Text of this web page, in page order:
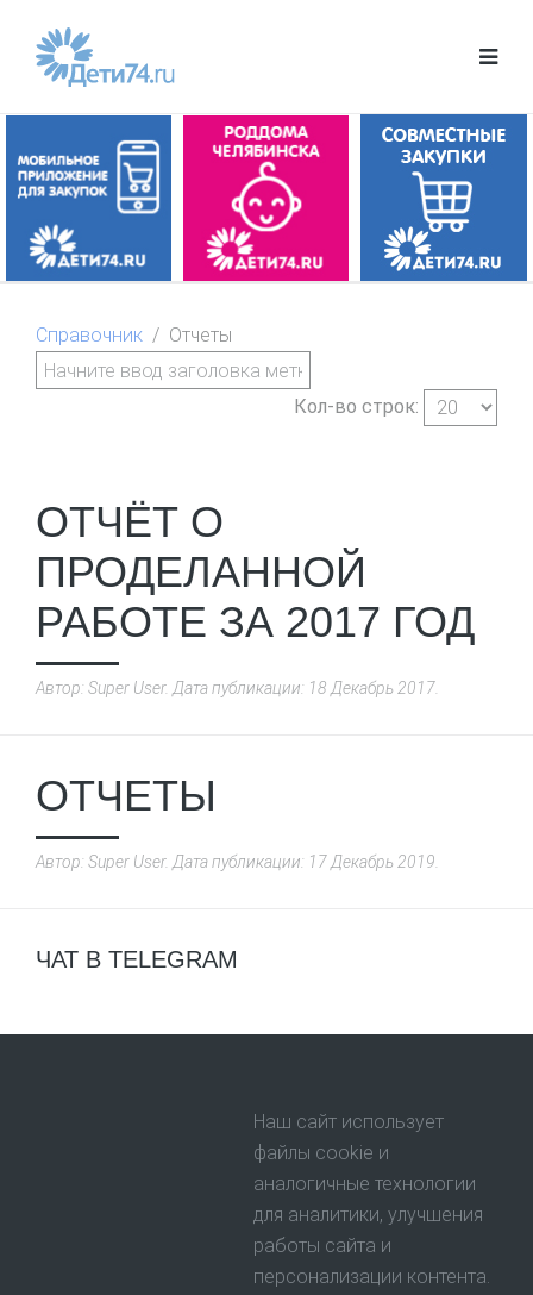
Справочник Отчеты
Кол-во строк:
ОТЧЁТ О
ПРОДЕЛАННОЙ
РАБОТЕ ЗА 2017 ГОД
Автор: Super User. Дата публикации: 18 Декабрь 2017
ОТЧЕТЫ
Автор: Super User. Дата публикации: 17 Декабрь 2019
ЧАТ В TELEGRAM
Наш сайт использует
файлы cookie и
аналогичные технологии
для аналитики, улучшения
работы сайта и
персонализации контента.